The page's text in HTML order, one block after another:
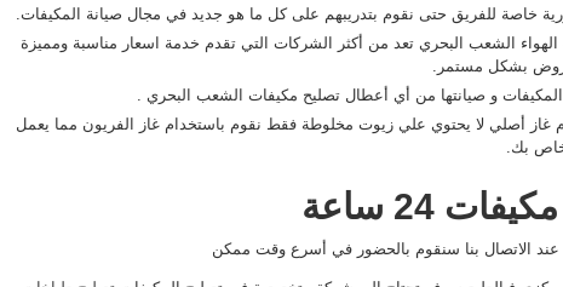
خاصة للفريق حتى نقوم بتدريبهم على كل ما هو جديد في مجال صيانة المكيفات.
الهواء الشعب البحري تعد من أكثر الشركات التي تقدم خدمة اسعار مناسبة ومميزة
بشكل مستمر.
المكيفات و صيانتها من أي أعطال تصليح مكيفات الشعب البحري .
غاز أصلي لا يحتوي علي زيوت مخلوطة فقط نقوم باستخدام غاز الفريون مما يعمل
بك.
24 ساعة
الاتصال بنا سنقوم بالحضور في أسرع وقت ممكن